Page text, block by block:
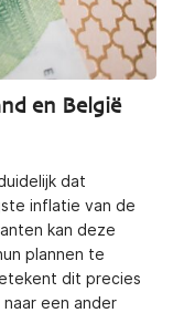
en België
dat
inflatie van de
kan deze
plannen te
dit precies
een ander